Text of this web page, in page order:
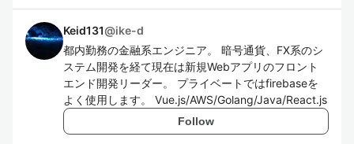
Keid131@ike-d
都内勤務の金融系エンジニア。 暗号通貨、FX系のシ
ステム開発を経て現在は新規Webアプリのフロント
エンド開発リーダー。 プライベートではfirebaseを
よく使用します。 Vue.js/AWS/Golang/Java/React.js
Follow